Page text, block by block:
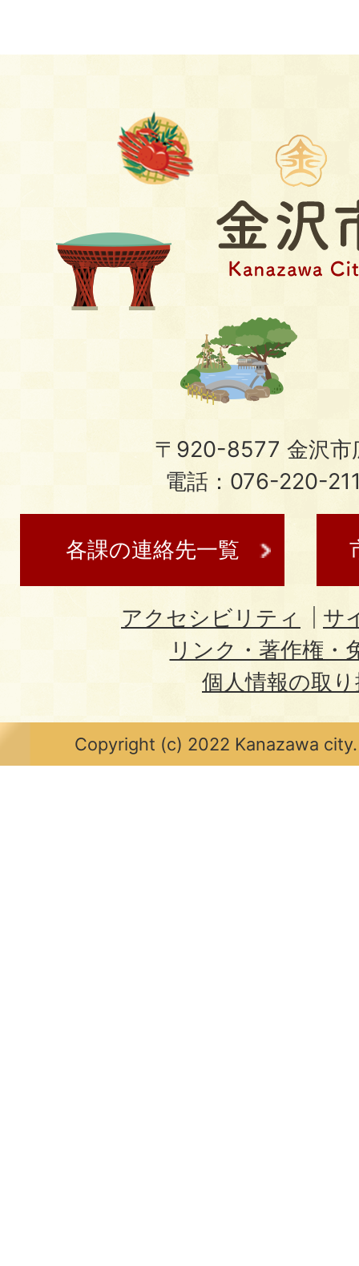
〒920-8577 金沢市
電話：076-220-
各課の連絡先一覧
アクセシビリティ
サ
リンク・著作権・
個人情報の取
Copyright (c) 2022 Kanazawa